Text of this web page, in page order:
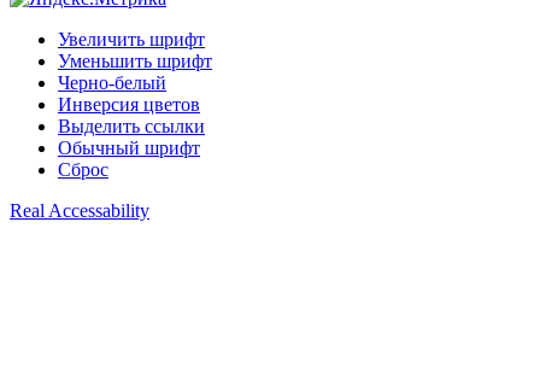
Увеличить шрифт
Уменьшить шрифт
Черно-белый
Инверсия цветов
Выделить ссылки
Обычный шрифт
Сброс
Real Accessability